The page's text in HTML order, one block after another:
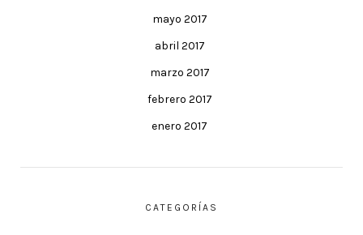
mayo 2017
abril 2017
marzo 2017
febrero 2017
enero 2017
CATEGORÍAS